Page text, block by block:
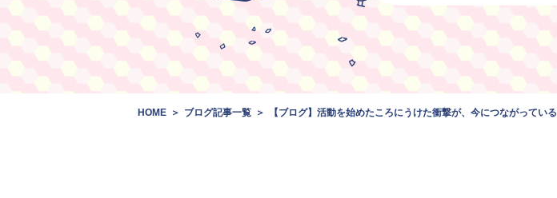
HOME ブログ記事一覧 【ブログ】活動を始めたころにうけた衝撃が、今につながっている